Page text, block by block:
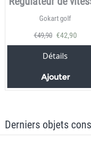
Gokart golf
€49,90 €42,90
Détails
Ajouter
Derniers objets